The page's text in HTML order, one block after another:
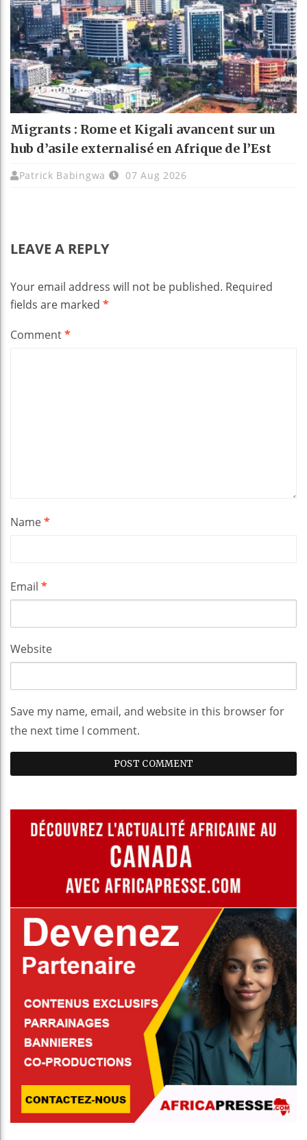
Migrants : Rome et Kigali avancent sur un
hub d’asile externalisé en Afrique de l’Est
Patrick Babingwa 07 Aug 2026
LEAVE A REPLY
Your email address will not be published. Required
fields are marked *
Comment*
Name*
Email *
Website
Save my name, email, and website in this browser for
the next time I comment.